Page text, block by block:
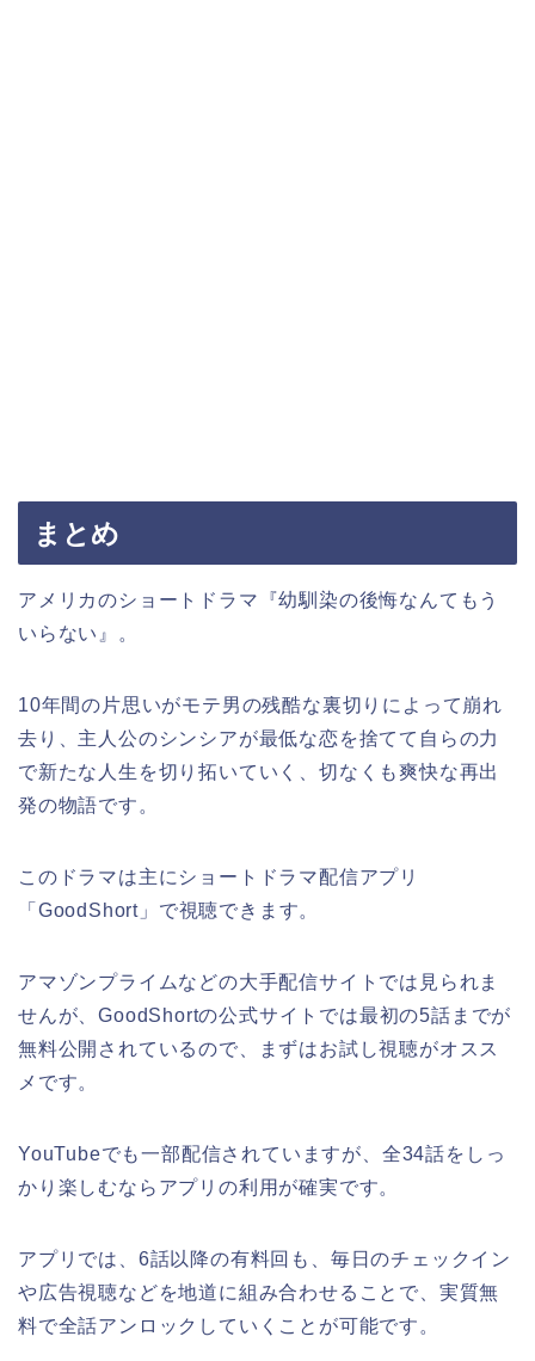
まとめ
アメリカのショートドラマ『幼馴染の後悔なんてもう
いらない』。
10年間の片思いがモテ男の残酷な裏切りによって崩れ
去り、主人公のシンシアが最低な恋を捨てて自らの力
で新たな人生を切り拓いていく、切なくも爽快な再出
発の物語です。
このドラマは主にショートドラマ配信アプリ
「GoodShort」で視聴できます。
アマゾンプライムなどの大手配信サイトでは見られま
せんが、GoodShortの公式サイトでは最初の5話までが
無料公開されているので、まずはお試し視聴がオスス
メです。
YouTubeでも一部配信されていますが、全34話をしっ
かり楽しむならアプリの利用が確実です。
アプリでは、6話以降の有料回も、毎日のチェックイン
や広告視聴などを地道に組み合わせることで、実質無
料で全話アンロックしていくことが可能です。